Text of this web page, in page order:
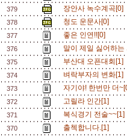
379 장안사 녹수계곡[0]
378 청도 운문사[0]
377 좋은 인연!![0]
376 말이 제일 싫어하
375 부산대 오픈대회[1]
374 벼락부자의 변화[1]
373 자기야! 한번만 더
372 고릴라 인간[1]
371 복식경기 전술
370 출첵합니다.[1]